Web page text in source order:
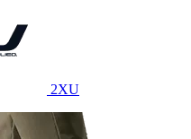
2XU